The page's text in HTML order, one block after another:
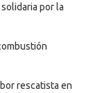
por la
rescatista en